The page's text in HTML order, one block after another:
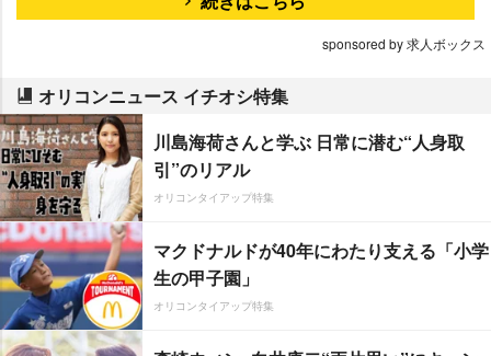
sponsored by 求人ボックス
オリコンニュース イチオシ特集
川島海荷さんと学ぶ 日常に潜む“人身取
引”のリアル
オリコンタイアップ特集
マクドナルドが40年にわたり支える「小学
生の甲子園」
オリコンタイアップ特集